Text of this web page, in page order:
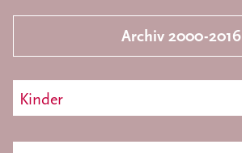
Archiv 2000-2016
Kinder